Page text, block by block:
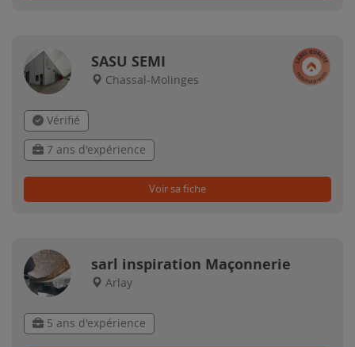
SASU SEMI
Chassal-Molinges
Vérifié
7 ans d'expérience
Voir sa fiche
sarl inspiration Maçonnerie
Arlay
5 ans d'expérience